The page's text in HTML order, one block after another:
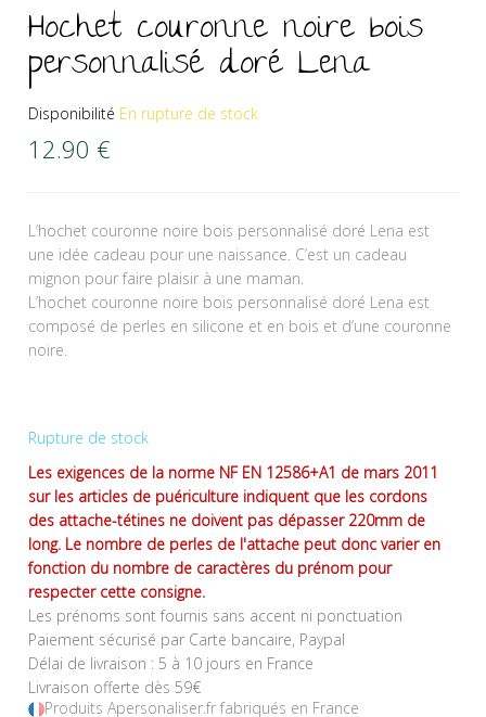
Hochet couronne noire bois
personnalisé doré Lena
Disponibilité En rupture de stock
12.90 €
L’hochet couronne noire bois personnalisé doré Lena est
une idée cadeau pour une naissance. C’est un cadeau
mignon pour faire plaisir à une maman.
L’hochet couronne noire bois personnalisé doré Lena est
composé de perles en silicone et en bois et d’une couronne
noire.
Rupture de stock
Les exigences de la norme NF EN 12586+A1 de mars 2011
sur les articles de puériculture indiquent que les cordons
des attache-tétines ne doivent pas dépasser 220mm de
long. Le nombre de perles de l'attache peut donc varier en
fonction du nombre de caractères du prénom pour
respecter cette consigne.
Les prénoms sont fournis sans accent ni ponctuation
Paiement sécurisé par Carte bancaire, Paypal
Délai de livraison : 5 à 10 jours en France
Livraison offerte dès 59€
Produits Apersonaliser.fr fabriqués en France